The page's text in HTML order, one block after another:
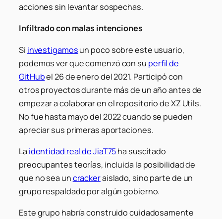
acciones sin levantar sospechas.
Infiltrado con malas intenciones
Si investigamosun poco sobre este usuario,
podemos ver que comenzó con su perfil de
GitHubel 26 de enero del 2021. Participó con
otros proyectos durante más de un año antes de
empezar a colaborar en el repositorio de XZ Utils.
No fue hasta mayo del 2022 cuando se pueden
apreciar sus primeras aportaciones.
La identidad real de JiaT75ha suscitado
preocupantes teorías, incluida la posibilidad de
que no sea uncrackeraislado, sino parte de un
grupo respaldado por algún gobierno.
Este grupo habría construido cuidadosamente